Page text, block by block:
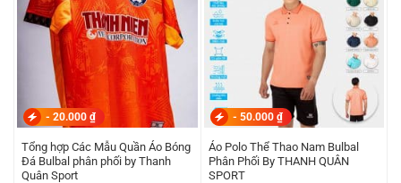
- 20.000 ₫
Tổng hợp Các Mẫu Quần Áo Bóng
Đá Bulbal phân phối by Thanh
Quân Sport
- 50.000 ₫
Áo Polo Thể Thao Nam Bulbal
Phân Phối By THANH QUÂN
SPORT